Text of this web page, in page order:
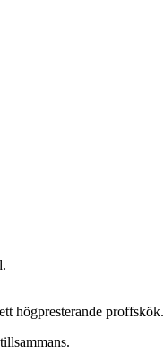
högpresterande proffskök.